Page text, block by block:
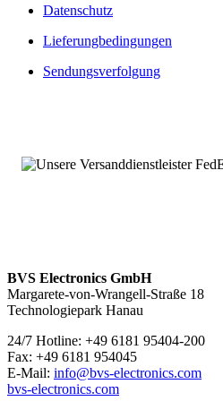
Von diesen Kernpunkten profitieren
Produktüberholte Ersatz- und
Über 100.000 Baugruppen
Datenschutz
Lieferungbedingungen
Sendungsverfolgung
BVS Electronics GmbH
Margarete-von-Wrangell-Straße 18
Technologiepark Hanau
24/7 Hotline: +49 6181 95404-200
Fax: +49 6181 954045
E-Mail: info@bvs-electronics.com
bvs-electronics.com